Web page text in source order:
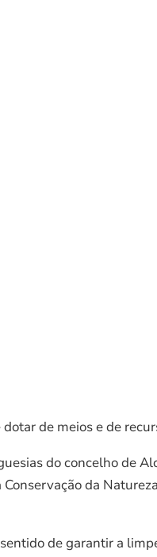
de meios e de
do concelho de
da
de garantir a